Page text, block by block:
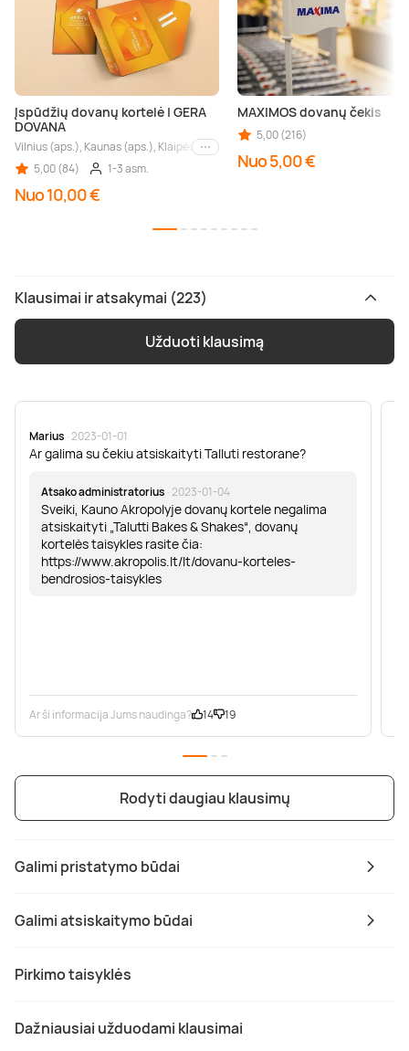
Galimi pristatymo būdai
Galimi atsiskaitymo būdai
Pirkimo taisyklės
Dažniausiai užduodami klausimai
Įspūdžių dovanų kortelė | GERA
DOVANA
Vilnius (aps.), Kaunas (aps.), Klaipėda (aps.), Palanga (aps.), Nida (aps.),
Kiti miestai
5,00 (84)
1-3 asm.
Nuo 10,00 €
MAXIMOS dovanų čekis
5,00 (216)
Nuo 5,00 €
Klausimai ir atsakymai (223)
Užduoti klausimą
Marius · 2023-01-01
Ar galima su čekiu atsiskaityti Talluti restorane?
Atsako administratorius · 2023-01-04
Sveiki, Kauno Akropolyje dovanų kortele negalima
atsiskaityti „Talutti Bakes & Shakes“, dovanų
kortelės taisykles rasite čia:
https://www.akropolis.lt/lt/dovanu-korteles-
bendrosios-taisykles
Ar ši informacija Jums naudinga? 14 19
Rodyti daugiau klausimų